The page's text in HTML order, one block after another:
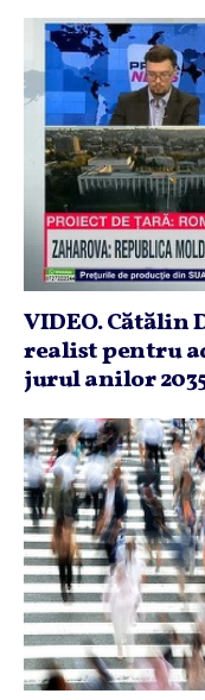
VIDEO. Cătălin
realist pentru
jurul anilor